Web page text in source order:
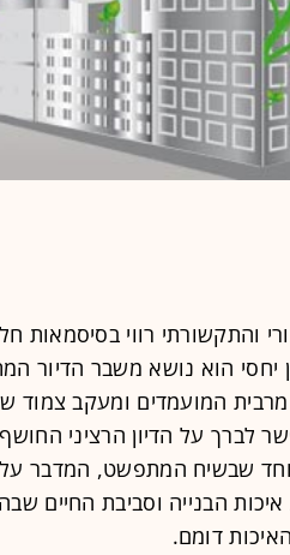
והתקשורתי רווי בסיסמאות
יחסי הוא נושא משבר הדיור
המועמדים ומעקב צמוד
לברך על הדיון הרציני
שבשיח המתפשט, המדבר
הבנייה וסביבת החיים
דומם.